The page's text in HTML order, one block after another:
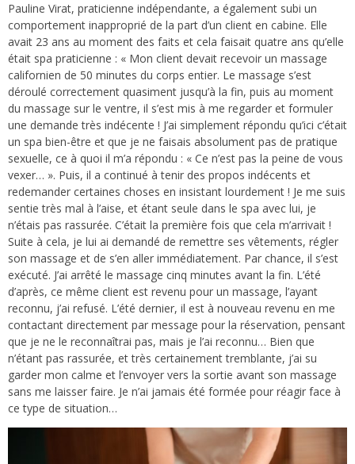
Pauline Virat, praticienne indépendante, a également subi un
comportement inapproprié de la part d’un client en cabine. Elle
avait 23 ans au moment des faits et cela faisait quatre ans qu’elle
était spa praticienne : « Mon client devait recevoir un massage
californien de 50 minutes du corps entier. Le massage s’est
déroulé correctement quasiment jusqu’à la fin, puis au moment
du massage sur le ventre, il s’est mis à me regarder et formuler
une demande très indécente ! J’ai simplement répondu qu’ici c’était
un spa bien-être et que je ne faisais absolument pas de pratique
sexuelle, ce à quoi il m’a répondu : « Ce n’est pas la peine de vous
vexer… ». Puis, il a continué à tenir des propos indécents et
redemander certaines choses en insistant lourdement ! Je me suis
sentie très mal à l’aise, et étant seule dans le spa avec lui, je
n’étais pas rassurée. C’était la première fois que cela m’arrivait !
Suite à cela, je lui ai demandé de remettre ses vêtements, régler
son massage et de s’en aller immédiatement. Par chance, il s’est
exécuté. J’ai arrêté le massage cinq minutes avant la fin. L’été
d’après, ce même client est revenu pour un massage, l’ayant
reconnu, j’ai refusé. L’été dernier, il est à nouveau revenu en me
contactant directement par message pour la réservation, pensant
que je ne le reconnaîtrai pas, mais je l’ai reconnu… Bien que
n’étant pas rassurée, et très certainement tremblante, j’ai su
garder mon calme et l’envoyer vers la sortie avant son massage
sans me laisser faire. Je n’ai jamais été formée pour réagir face à
ce type de situation…